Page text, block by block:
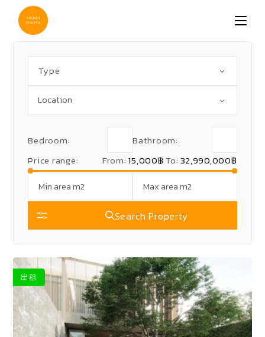
content
Type
Bedroom:
Bathroom:
Price range:
From: 15,000฿ To: 32,990,000฿
Search Property
出租